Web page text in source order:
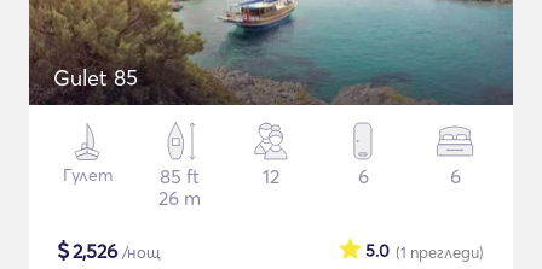
Gulet 85
Гулет
85 ft
26 m
12 6 6
$2,526 /нощ (1 прегледи)
5.0